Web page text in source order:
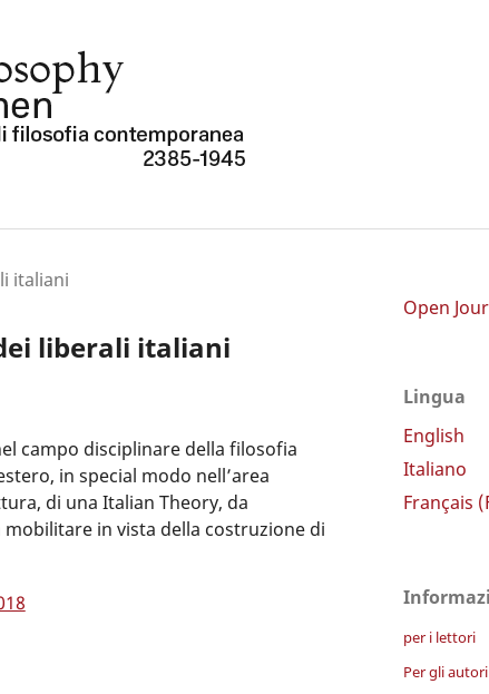
italiani
liberali italiani
campo disciplinare della filosofia
in special modo nell’area
di una Italian Theory, da
in vista della costruzione di
Open
Lingua
English
Italiano
Français
per i lettori
Per gli autori